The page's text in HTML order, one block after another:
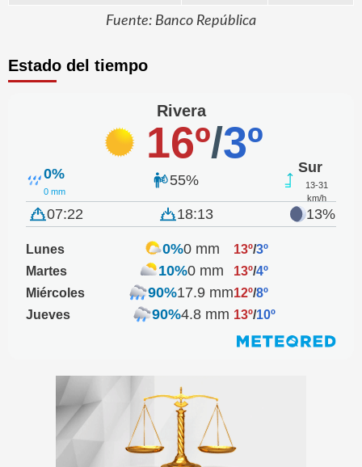
Fuente: Banco República
Estado del tiempo
Rivera
16º/3º
0%
0 mm
55%
Sur
13-31
km/h
07:22 18:13 13%
Lunes 0%0 mm 13º/3º
Martes
10%0 mm 13º/4º
Miércoles
90%17.9 mm12º/8º
Jueves
90%4.8 mm 13º/10º